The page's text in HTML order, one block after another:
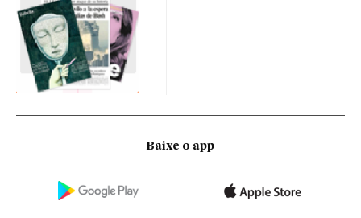
Baixe o app